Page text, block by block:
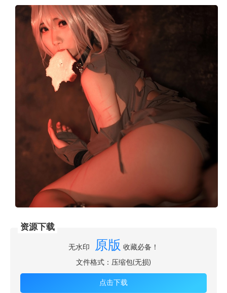
登录
注册
**注册必看**
资源下载
无水印 原版 收藏必备！
文件格式：压缩包(无损)
点击下载